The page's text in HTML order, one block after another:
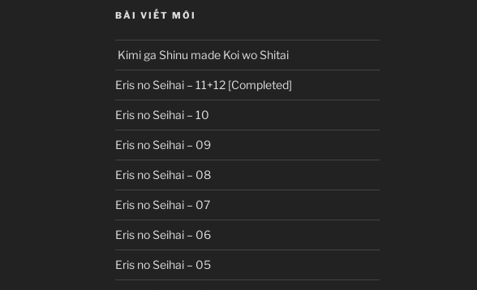
BÀI VIẾT MỚI
Kimi ga Shinu made Koi wo Shitai
Eris no Seihai – 11+12 [Completed]
Eris no Seihai – 10
Eris no Seihai – 09
Eris no Seihai – 08
Eris no Seihai – 07
Eris no Seihai – 06
Eris no Seihai – 05